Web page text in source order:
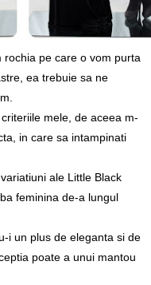
rochia pe care o vom purta
ea trebuie sa ne
mele, de aceea m-
in care sa intampinati
ale Little Black
feminina de-a lungul
i un plus de eleganta si de
poate a unui mantou